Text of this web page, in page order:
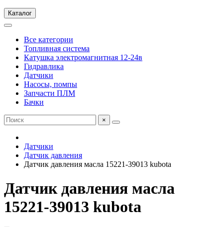
Каталог
Все категории
Топливная система
Катушка электромагнитная 12-24в
Гидравлика
Датчики
Насосы, помпы
Запчасти ПЛМ
Бачки
×
Датчики
Датчик давления
Датчик давления масла 15221-39013 kubota
Датчик давления масла
15221-39013 kubota